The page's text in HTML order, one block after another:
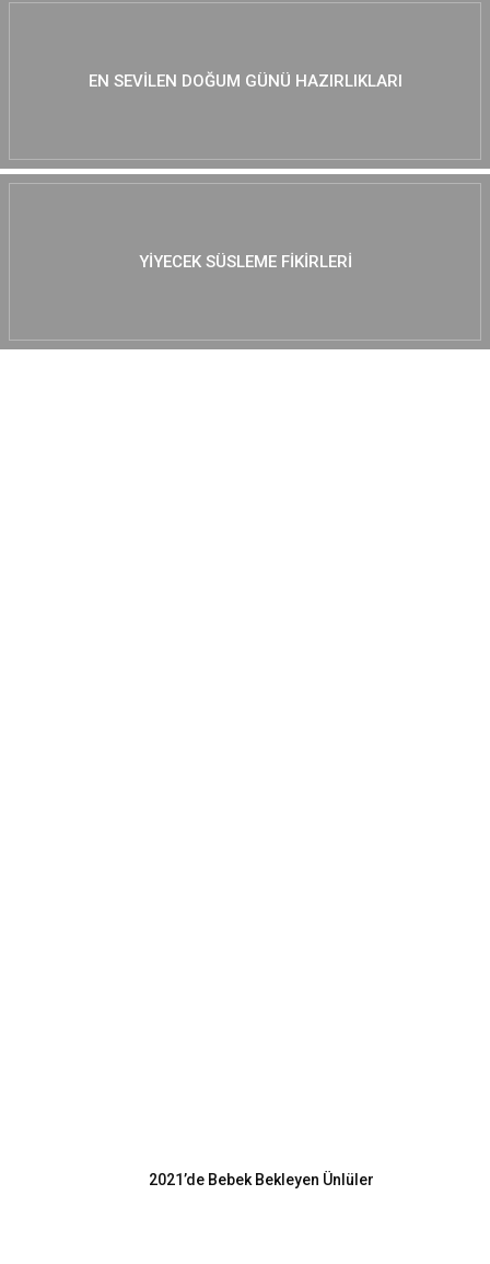
EN SEVILEN DOĞUM GÜNÜ HAZIRLIKLARI
YIYECEK SÜSLEME FIKIRLERI
2021’de Bebek Bekleyen Ünlüler